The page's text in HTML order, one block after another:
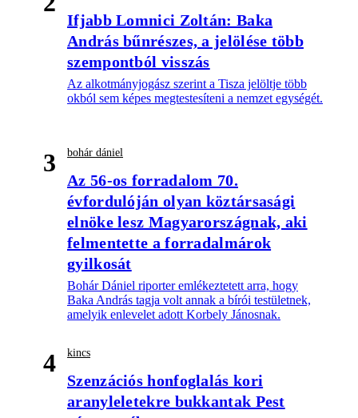
Ifjabb Lomnici Zoltán: Baka
András bűnrészes, a jelölése több
szempontból visszás
Az alkotmányjogász szerint a Tisza jelöltje több
okból sem képes megtestesíteni a nemzet egységét.
3 bohár dániel
Az 56-os forradalom 70.
évfordulóján olyan köztársasági
elnöke lesz Magyarországnak, aki
felmentette a forradalmárok
gyilkosát
Bohár Dániel riporter emlékeztetett arra, hogy
Baka András tagja volt annak a bírói testületnek,
amelyik enlevelet adott Korbely Jánosnak.
4 kincs
Szenzációs honfoglalás kori
aranyleletekre bukkantak Pest